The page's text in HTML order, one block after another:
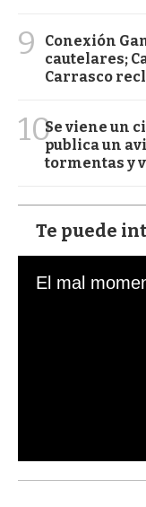
9
Conexión
cautelares;
Carrasco
10Se viene un
publica un
tormentas y
Te puede
s